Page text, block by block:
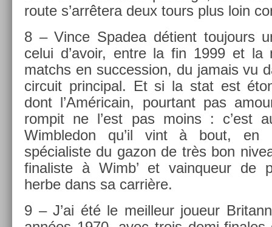
route s’arrêtera deux tours plus loin
8 – Vince Spadea détient toujours
celui d’avoir, entre la fin 1999 et la
matchs en suc­cess­ion, du jamais vu
cir­cuit prin­cip­al. Et si la stat est
dont l’Américain, pour­tant pas
rom­pit ne l’est pas moins : c’est
Wimbledon qu’il vint à bout, en
spécialis­te du gazon de très bon
fin­alis­te à Wimb’ et vain­queur de
herbe dans sa carrière.
9 – J’ai été le meil­leur joueur